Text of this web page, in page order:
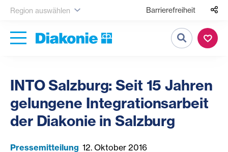
Region auswählen Barrierefreiheit
Suche
INTO Salzburg: Seit 15 Jahren
gelungene Integrationsarbeit
der Diakonie in Salzburg
Pressemitteilung 12. Oktober 2016